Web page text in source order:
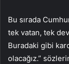
Bu sırada
tek vatan, tek
Buradaki gibi
olacağız.”